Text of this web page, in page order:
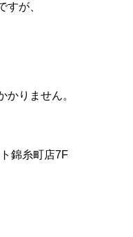
すが、
かりません。
錦糸町店7F